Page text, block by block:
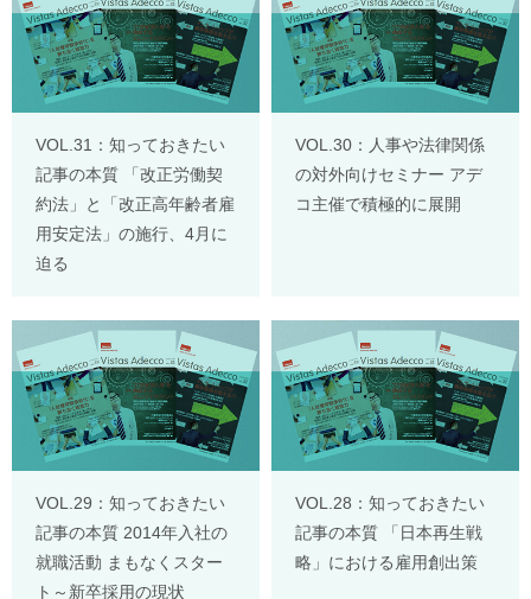
VOL.31：知っておきたい
記事の本質 「改正労働契
約法」と「改正高年齢者雇
用安定法」の施行、4月に
迫る
VOL.30：人事や法律関係
の対外向けセミナー アデ
コ主催で積極的に展開
VOL.29：知っておきたい
記事の本質 2014年入社の
就職活動 まもなくスター
ト～新卒採用の現状
VOL.28：知っておきたい
記事の本質 「日本再生戦
略」における雇用創出策